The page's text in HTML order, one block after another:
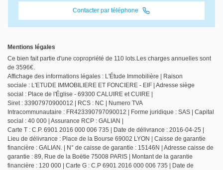
Contacter par téléphone
Mentions légales
Ce bien fait partie d'une copropriété de 110 lots.Les charges annuelles sont
de 3596€.
Affichage des informations légales : L'Étude Immobilière | Raison
sociale : L'ETUDE IMMOBILIERE ET FONCIERE - EIF | Adresse siège
social : Place de l'Église - 69300 CALUIRE et CUIRE |
Siret : 33907970900012 | RCS : NC | Numero TVA
Intracommunautaire : FR423390797090012 | Forme juridique : SAS | Capital
social : 40 000 | Assurance RCP : GALIAN |
Carte T : C.P. 6901 2016 000 006 735 | Date de délivrance : 2016-04-25 |
Lieu de délivrance : Place de la Bourse 69002 LYON | Caisse de garantie
financière : GALIAN. | N° de caisse de garantie : 15146N | Adresse caisse de
garantie : 89, Rue de la Boëtie 75008 PARIS | Montant de la garantie
financière : 120 000 | Carte G : C.P 6901 2016 000 006 735 | Date de